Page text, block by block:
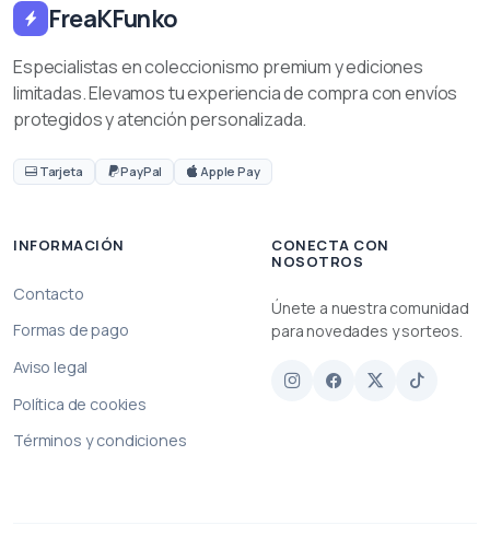
FreaKFunko
Especialistas en coleccionismo premium y ediciones
limitadas. Elevamos tu experiencia de compra con envíos
protegidos y atención personalizada.
Tarjeta PayPal Apple Pay
INFORMACIÓN
Contacto
Formas de pago
Aviso legal
Política de cookies
Términos y condiciones
CONECTA CON
NOSOTROS
Únete a nuestra comunidad
para novedades y sorteos.